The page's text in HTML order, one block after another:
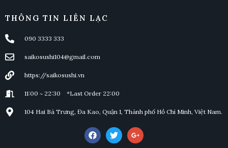
THÔNG TIN LIÊN LẠC
090 3333 333
saikosushi104@gmail.com
https://saikosushi.vn
11:00 ~ 22:30 *Last Order 22:00
104 Hai Bà Trưng, Đa Kao, Quận 1, Thành phố Hồ Chí Minh, Việt Nam.